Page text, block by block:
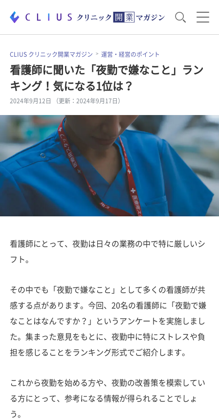
お役立ち資料 運営・経営のポイント
開業医のリアル 開業準備で大事なこと
電子カルテ・ICT 医療機器・事務機器
集患のコツ セミナー
CLIUS クリニック開業マガジン 運営・経営のポイント
看護師に聞いた「夜勤で嫌なこと」ラン
キング！気になる1位は？
2024年9月12日 （更新：2024年9月17日）
看護師にとって、夜勤は日々の業務の中で特に厳しいシ
フト。
その中でも「夜勤で嫌なこと」として多くの看護師が共
感する点があります。今回、20名の看護師に「夜勤で嫌
なことはなんですか？」というアンケートを実施しまし
た。集まった意見をもとに、夜勤中に特にストレスや負
担を感じることをランキング形式でご紹介します。
これから夜勤を始める方や、夜勤の改善策を模索してい
る方にとって、参考になる情報が得られることでしょ
う。